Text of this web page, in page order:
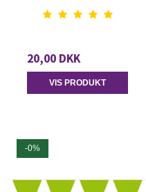
20,00 DKK
VIS PRODUKT
-0%